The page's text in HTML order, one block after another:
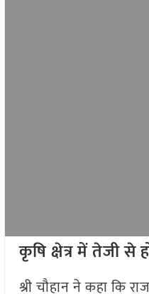
कृषि क्षेत्र में तेजी से
श्री चौहान ने कहा कि